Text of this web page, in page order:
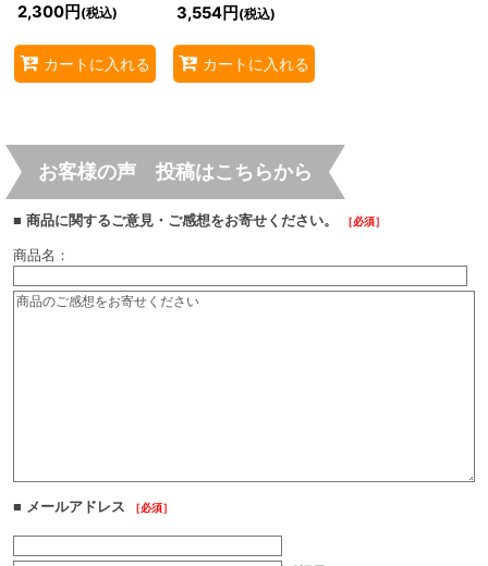
2,300円 (税込)
カートに入れる
3,554円 (税込)
カートに入れる
お客様の声 投稿はこちらから